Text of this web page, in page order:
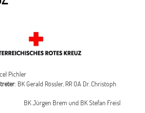
Pichler
: BK Gerald Rössler, RR OA Dr. Christoph
und BK Stefan Freisl